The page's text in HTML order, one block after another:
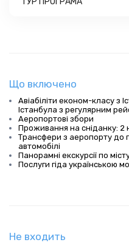
Що включено
Авіабіліти економ-класу з
Істанбула з регулярним
Аеропортові збори
Проживання на сніданку: 2
Трансфери з аеропорту до
автомобілі
Панорамні екскурсії по
Послуги гіда українською
Не входить